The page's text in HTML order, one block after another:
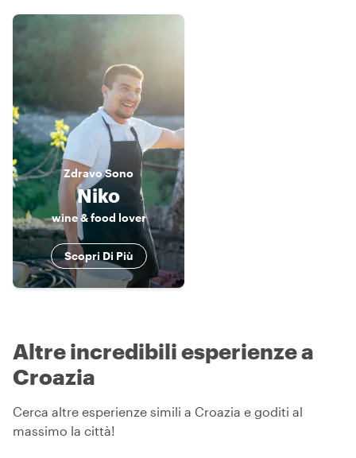
ZdravoSono
Niko
wine & food lover
Scopri Di Più
Altre incredibili esperienze a
Croazia
Cerca altre esperienze simili a Croazia e goditi al
massimo la città!